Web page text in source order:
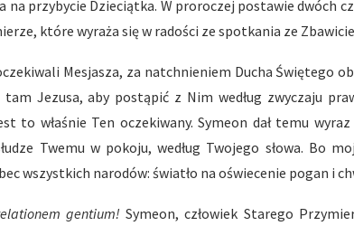
na przybycie Dzieciątka. W proroczej postawie dwóch
które wyraża się w radości ze spotkania ze
Mesjasza, za natchnieniem Ducha Świętego
Jezusa, aby postąpić z Nim według zwyczaju
to właśnie Ten oczekiwany. Symeon dał temu
Twemu w pokoju, według Twojego słowa. Bo
wszystkich narodów: światło na oświecenie pogan i
gentium! Symeon, człowiek Starego